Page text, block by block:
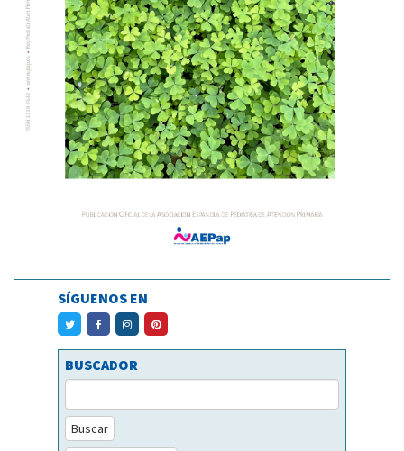
SÍGUENOS EN
BUSCADOR
Buscar